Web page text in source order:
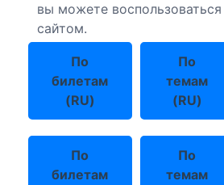
вы можете
сайтом.
По
билетам
(RU)
По
темам
(RU)
По
билетам
По
темам